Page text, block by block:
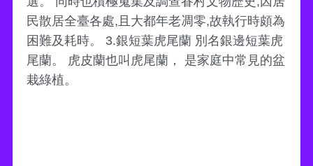
民散居全臺各處,且大都年老凋零,故執行時頗為
困難及耗時。 3.銀短葉虎尾蘭 別名銀邊短葉虎
尾蘭。 虎皮蘭也叫虎尾蘭， 是家庭中常見的盆
栽綠植。